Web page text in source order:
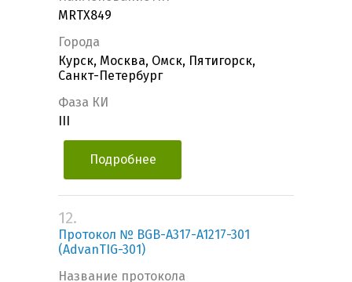
MRTX849
Города
Курск, Москва, Омск, Пятигорск,
Санкт-Петербург
Фаза КИ
Подробнее
12.
Протокол № BGB-A317-A1217-301
(AdvanTIG-301)
Название протокола